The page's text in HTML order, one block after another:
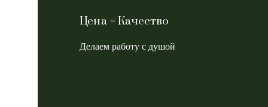
Цена = Качество
Делаем работу с душой